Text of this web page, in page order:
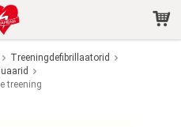
lisatud.
Treeningdefibrillaatorid
treening